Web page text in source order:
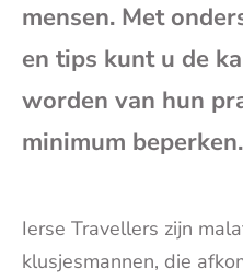
mensen. Met
en tips kunt u de
worden van hun
minimum beperken.
Ierse Travellers zijn
klusjesmannen, die